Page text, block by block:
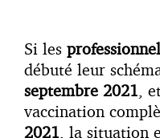
Si les
débuté leur
septembre 2021,
vaccination
2021, la situation